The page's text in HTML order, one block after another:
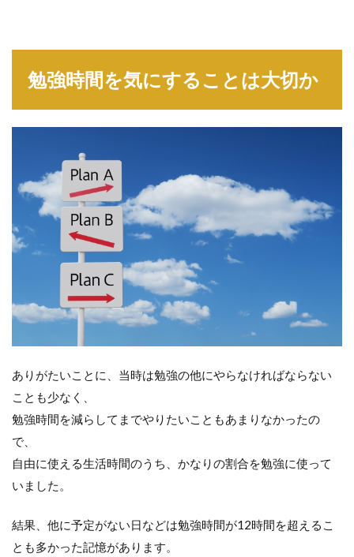
勉強時間を気にすることは大切か
ありがたいことに、当時は勉強の他にやらなければならない
ことも少なく、
勉強時間を減らしてまでやりたいこともあまりなかったの
で、
自由に使える生活時間のうち、かなりの割合を勉強に使って
いました。
結果、他に予定がない日などは勉強時間が12時間を超えるこ
とも多かった記憶があります。